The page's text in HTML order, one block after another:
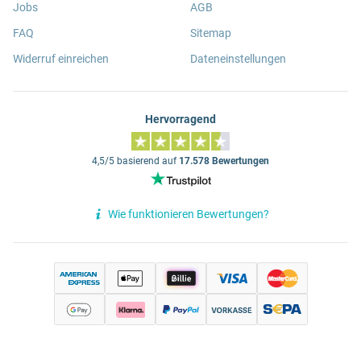
Jobs
FAQ
Widerruf einreichen
AGB
Sitemap
Dateneinstellungen
Hervorragend
4,5/5 basierend auf 17.578 Bewertungen
Wie funktionieren Bewertungen?